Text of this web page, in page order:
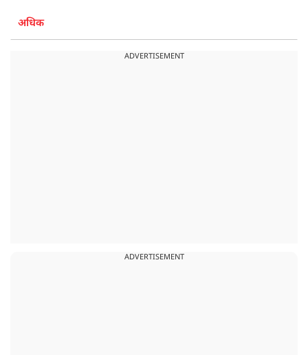
अधिक
ADVERTISEMENT
ADVERTISEMENT